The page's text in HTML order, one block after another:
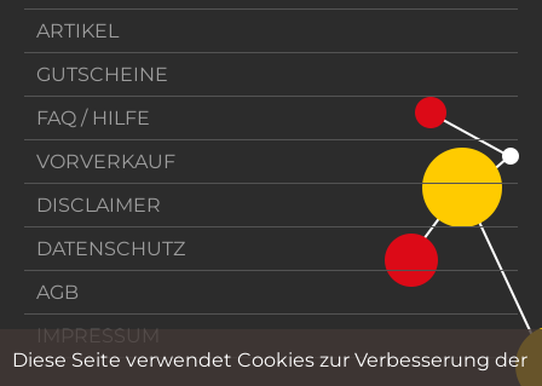
Diese Seite verwendet Cookies zur Verbesserung der
ARTIKEL
GUTSCHEINE
FAQ / HILFE
VORVERKAUF
DISCLAIMER
DATENSCHUTZ
AGB
IMPRESSUM